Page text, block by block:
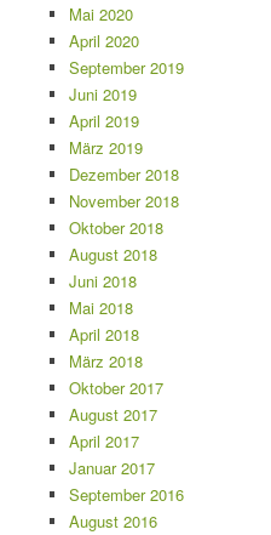
Mai 2020
April 2020
September 2019
Juni 2019
April 2019
März 2019
Dezember 2018
November 2018
Oktober 2018
August 2018
Juni 2018
Mai 2018
April 2018
März 2018
Oktober 2017
August 2017
April 2017
Januar 2017
September 2016
August 2016